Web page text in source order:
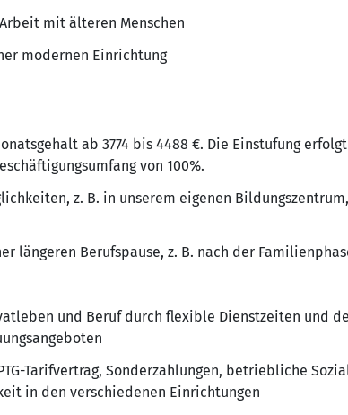
mit älteren Menschen
modernen Einrichtung
ab 3774 bis 4488 €. Die Einstufung
von 100%.
z. B. in unserem eigenen
längeren Berufspause, z. B. nach der
und Beruf durch flexible Dienstzeiten und
Tarifvertrag, Sonderzahlungen, betriebliche
in den verschiedenen Einrichtungen